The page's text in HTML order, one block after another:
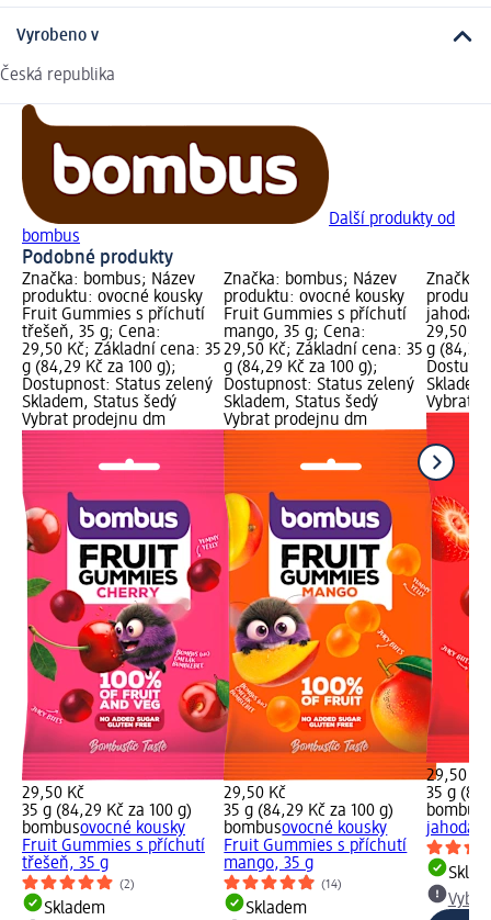
Vyrobeno v
Česká republika
Další produkty od
bombus
Podobné produkty
Značka: bombus; Název
produktu: ovocné kousky
Fruit Gummies s příchutí
třešeň, 35 g; Cena:
29,50 Kč; Základní cena: 35
g (84,29 Kč za 100 g);
Dostupnost: Status zelený
Skladem, Status šedý
Vybrat prodejnu dm
29,50 Kč
35 g (84,29 Kč za 100 g)
bombusovocné kousky
Fruit Gummies s příchutí
třešeň, 35 g
(2)
Skladem
Značka: bombus; Název
produktu: ovocné kousky
Fruit Gummies s příchutí
mango, 35 g; Cena:
29,50 Kč; Základní cena: 35
g (84,29 Kč za 100 g);
Dostupnost: Status zelený
Skladem, Status šedý
Vybrat prodejnu dm
29,50 Kč
35 g (84,29 Kč za 100 g)
bombusovocné kousky
Fruit Gummies s příchutí
mango, 35 g
(14)
Skladem
Značka:
jahoda,
29,50
g (84,29
Vybrat
29,50 Kč
35 g
bombus
jahoda,